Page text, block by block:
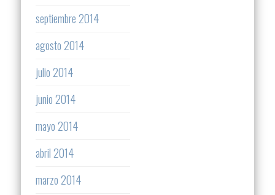
septiembre 2014
agosto 2014
julio 2014
junio 2014
mayo 2014
abril 2014
marzo 2014